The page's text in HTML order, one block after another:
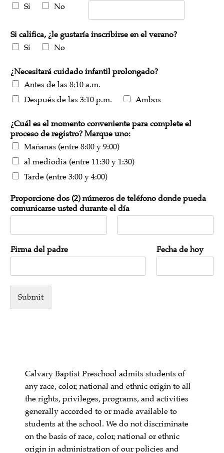
Si
No
Si califica, ¿le gustaría inscribirse en el verano?
Si
No
¿Necesitará cuidado infantil prolongado?
Antes de las 8:10 a.m.
Después de las 3:10 p.m.
Ambos
¿Cuál es el momento conveniente para complete el
proceso de registro? Marque uno:
Mañanas (entre 8:00 y 9:00)
al mediodia (entre 11:30 y 1:30)
Tarde (entre 3:00 y 4:00)
Proporcione dos (2) números de teléfono donde pueda
comunicarse usted durante el día
i
rFirma del padre Fecha de hoy
Submit
Calvary Baptist Preschool admits students of
any race, color, national and ethnic origin to all
the rights, privileges, programs, and activities
generally accorded to or made available to
students at the school. We do not discriminate
on the basis of race, color, national or ethnic
origin in administration of our policies and